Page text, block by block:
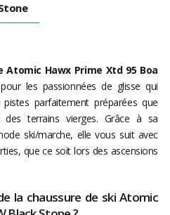
Hawx Prime Xtd 95 Boa
les passionnées de glisse qui
parfaitement préparées que
des terrains vierges. Grâce à sa
ski/marche, elle vous suit avec
que ce soit lors des ascensions
la chaussure de ski Atomic